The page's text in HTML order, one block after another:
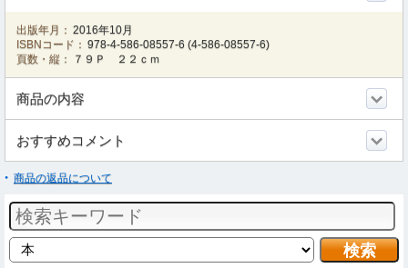
出版年月： 2016年10月
ISBNコード： 978-4-586-08557-6 (4-586-08557-6)
頁数・縦：
７９Ｐ ２２ｃｍ
商品の内容
おすすめコメント
商品の返品について